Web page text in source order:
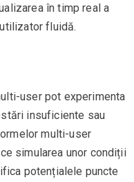
în timp real a
fluidă.
user pot experimenta
insuficiente sau
multi-user
simularea unor condiții
potențialele puncte